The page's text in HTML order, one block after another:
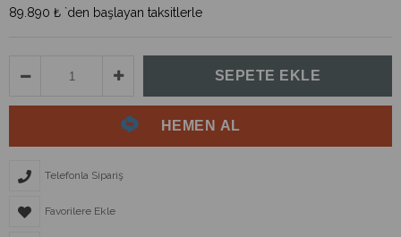
89.890 ₺ `den başlayan taksitlerle
Telefonla Sipariş
Favorilere Ekle